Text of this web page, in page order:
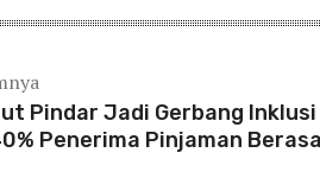
Pindar Jadi Gerbang Inklusi
Penerima Pinjaman